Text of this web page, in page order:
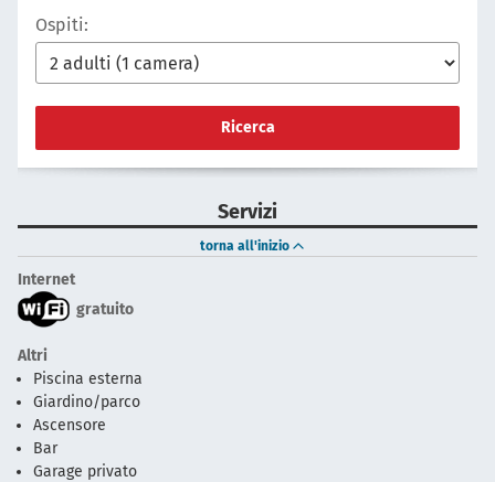
Ospiti:
Ricerca
Servizi
torna all'inizio
Internet
gratuito
Altri
Piscina esterna
Giardino/parco
Ascensore
Bar
Garage privato